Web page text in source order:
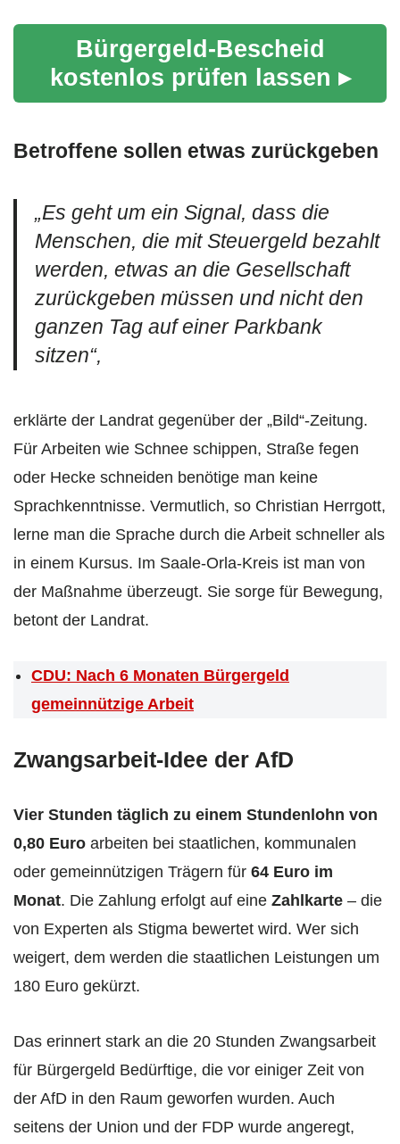
Bürgergeld-Bescheid
kostenlos prüfen lassen ▸
Betroffene sollen etwas zurückgeben
„Es geht um ein Signal, dass die
Menschen, die mit Steuergeld bezahlt
werden, etwas an die Gesellschaft
zurückgeben müssen und nicht den
ganzen Tag auf einer Parkbank
sitzen“,
erklärte der Landrat gegenüber der „Bild“-Zeitung.
Für Arbeiten wie Schnee schippen, Straße fegen
oder Hecke schneiden benötige man keine
Sprachkenntnisse. Vermutlich, so Christian Herrgott,
lerne man die Sprache durch die Arbeit schneller als
in einem Kursus. Im Saale-Orla-Kreis ist man von
der Maßnahme überzeugt. Sie sorge für Bewegung,
betont der Landrat.
CDU: Nach 6 Monaten Bürgergeld
gemeinnützige Arbeit
Zwangsarbeit-Idee der AfD
Vier Stunden täglich zu einem Stundenlohn von
0,80 Euro arbeiten bei staatlichen, kommunalen
oder gemeinnützigen Trägern für 64 Euro im
Monat. Die Zahlung erfolgt auf eine Zahlkarte – die
von Experten als Stigma bewertet wird. Wer sich
weigert, dem werden die staatlichen Leistungen um
180 Euro gekürzt.
Das erinnert stark an die 20 Stunden Zwangsarbeit
für Bürgergeld Bedürftige, die vor einiger Zeit von
der AfD in den Raum geworfen wurden. Auch
seitens der Union und der FDP wurde angeregt,